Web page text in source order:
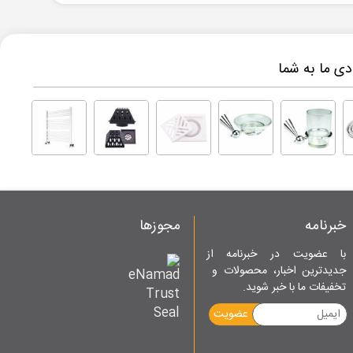
ما به شما
خبرنامه
با عضویت در خبرنامه از
جدیدترین اخبار، محصولات و
تخفیفات ما با خبر شوید.
عضویت
مجوزها